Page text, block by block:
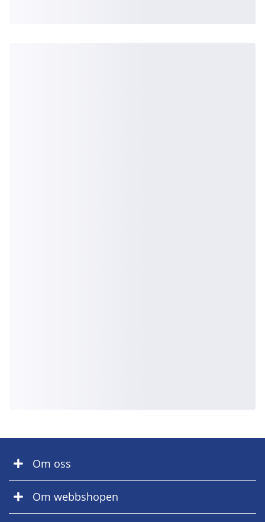
Om oss
Om webbshopen